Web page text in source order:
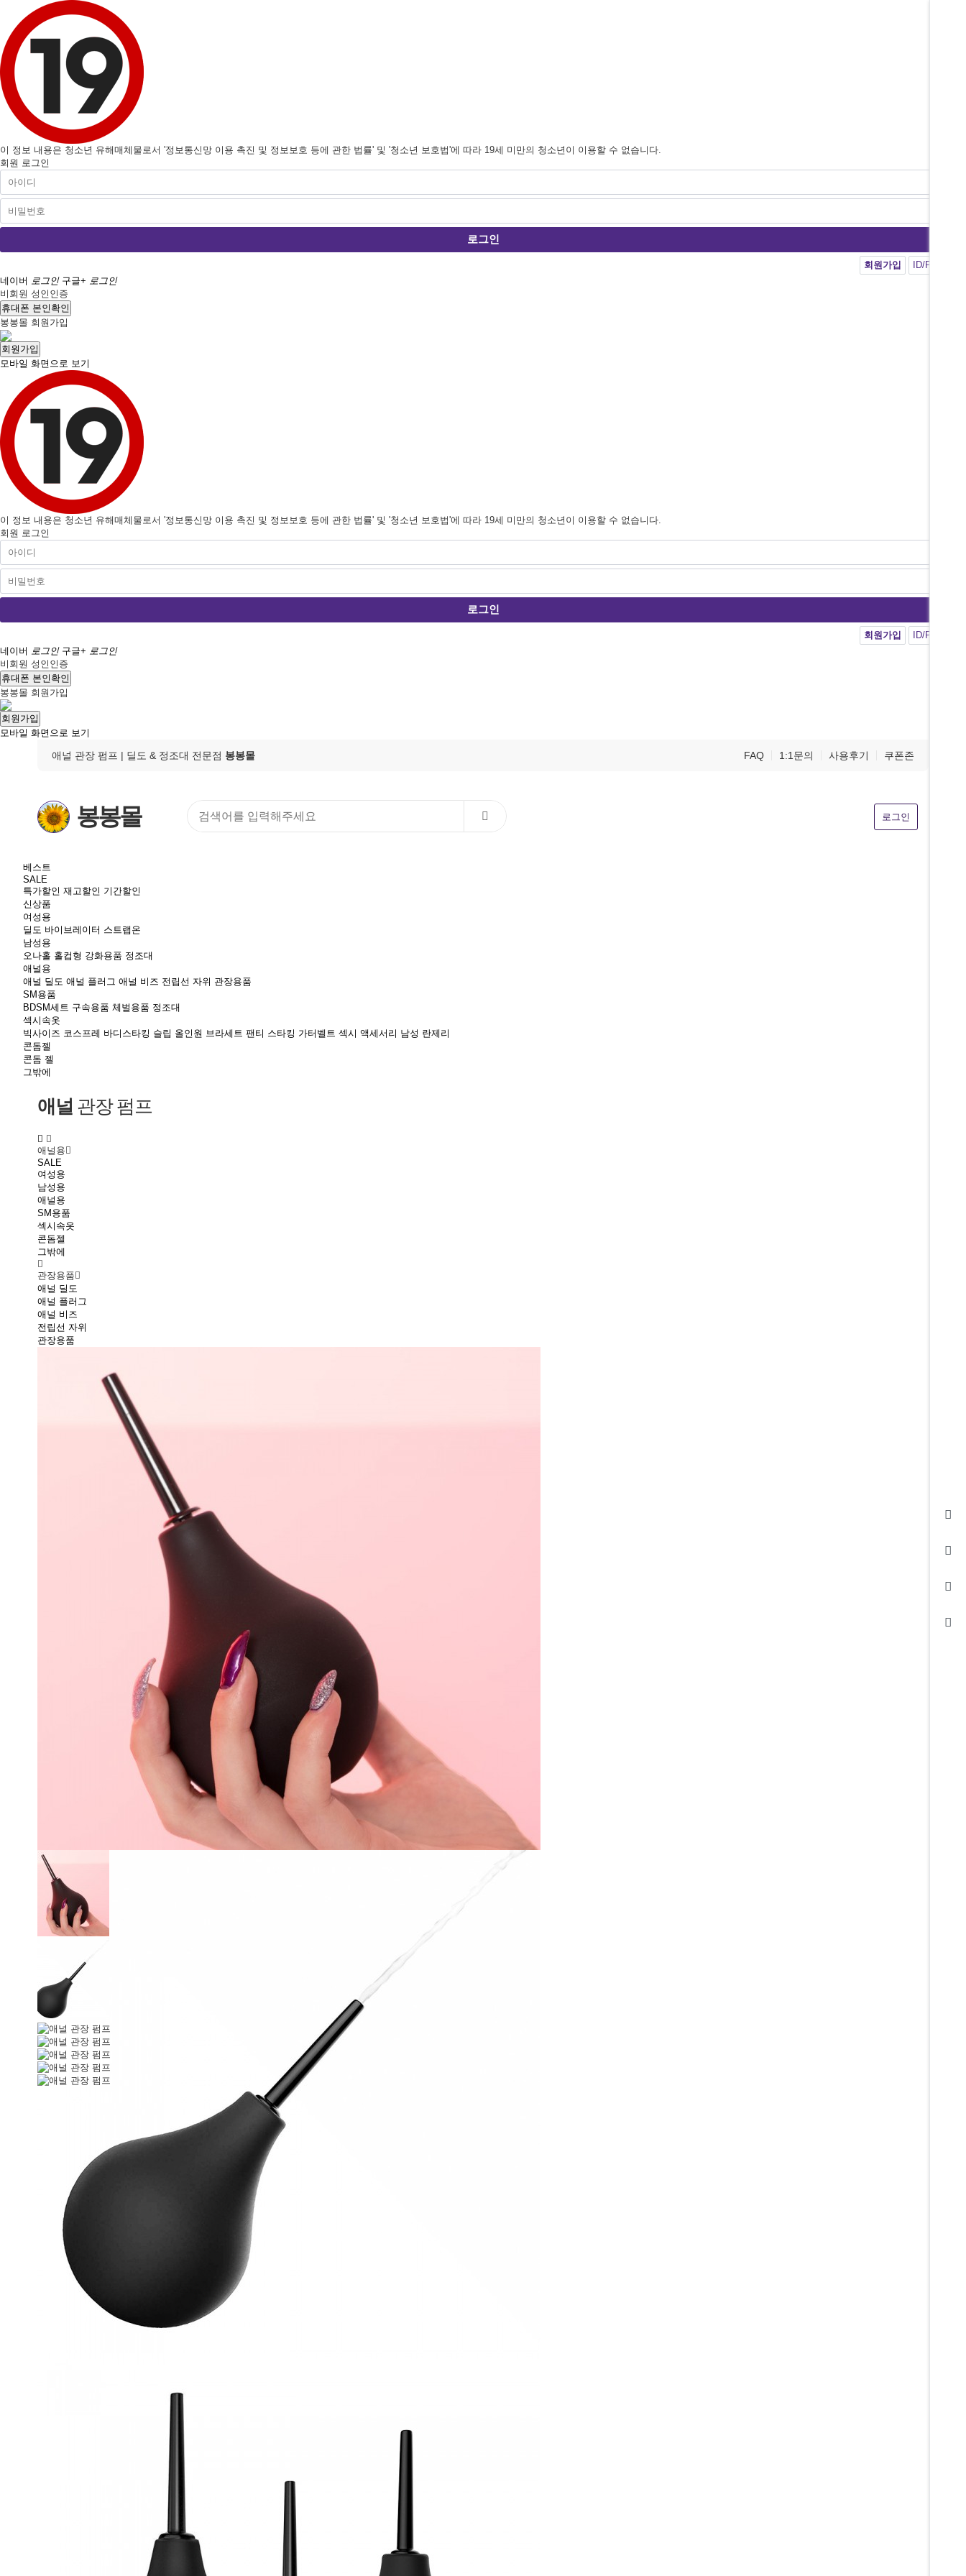
이 정보 내용은 청소년 유해매체물로서 '정보통신망 이용 촉진 및 정보보호 등에 관한 법률' 및 '청소년 보호법'에 따라 19세 미만의 청소년이 이용할 수 없습니다.
회원 로그인
회원가입
ID/PW 찾기
네이버 로그인 구글+ 로그인
비회원 성인인증
휴대폰 본인확인
봉봉몰 회원가입
회원가입
모바일 화면으로 보기
이 정보 내용은 청소년 유해매체물로서 '정보통신망 이용 촉진 및 정보보호 등에 관한 법률' 및 '청소년 보호법'에 따라 19세 미만의 청소년이 이용할 수 없습니다.
회원 로그인
회원가입
ID/PW 찾기
네이버 로그인 구글+ 로그인
비회원 성인인증
휴대폰 본인확인
봉봉몰 회원가입
회원가입
모바일 화면으로 보기
애널 관장 펌프 | 딜도 & 정조대 전문점 봉봉몰 FAQ 1:1문의 사용후기 쿠폰존
봉봉몰 로그인
베스트
SALE
특가할인 재고할인 기간할인
신상품
여성용
딜도 바이브레이터 스트랩온
남성용
오나홀 홀컵형 강화용품 정조대
애널용
애널 딜도 애널 플러그 애널 비즈 전립선 자위 관장용품
SM용품
BDSM세트 구속용품 체벌용품 정조대
섹시속옷
빅사이즈 코스프레 바디스타킹 슬립 올인원 브라세트 팬티 스타킹 가터벨트 섹시 액세서리 남성 란제리
콘돔젤
콘돔 젤
그밖에
애널 관장 펌프
애널용
SALE
여성용
남성용
애널용
SM용품
섹시속옷
콘돔젤
그밖에
관장용품
애널 딜도
애널 플러그
애널 비즈
전립선 자위
관장용품
애널 관장 펌프
상품 선택옵션 1 개, 추가옵션 0 개
사용후기 49 개
배송비 결제
총 주문 금액 3만 원 이상 또는 무료배송 상품과 함께 구매 시 무료배송이 적용됩니다.
구매금액(추가옵션 제외)의 10% (최대 740포인트)
사은품은 재고 소진 시 변경될 수 있으며, 사은품 품절 시 동일한 가치의 다른 사은품으로 임의 대체되어 증정합니다.